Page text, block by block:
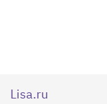
Lisa.ru